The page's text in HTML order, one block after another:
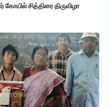
சித்திரை திருவிழா